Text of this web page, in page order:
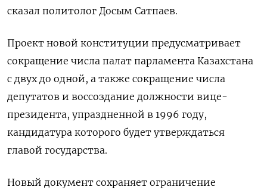
сказал политолог ​Досым Сатпаев.
Проект ⁠новой конституции предусматривает
сокращение числа палат парламента Казахстана
с двух до одной, а также сокращение числа
депутатов и ‌воссоздание должности вице-
президента, упраздненной в 1996 году,
кандидатура которого будет утверждаться
‌главой государства.
Новый документ сохраняет ограничение